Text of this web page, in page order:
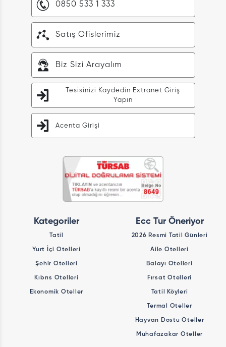
0850 533 1 333
Satış Ofislerimiz
Biz Sizi Arayalım
Tesisinizi Kaydedin Extranet Giriş
Yapın
Acenta Girişi
Kategoriler
Tatil
Yurt İçi Otelleri
Şehir Otelleri
Kıbrıs Otelleri
Ekonomik Oteller
Ecc Tur Öneriyor
2026 Resmi Tatil Günleri
Aile Otelleri
Balayı Otelleri
Fırsat Otelleri
Tatil Köyleri
Termal Oteller
Hayvan Dostu Oteller
Muhafazakar Oteller